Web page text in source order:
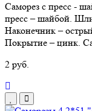
Саморез с пресс -
пресс – шайбой.
Наконечник –
Покрытие – цинк.
2 руб.